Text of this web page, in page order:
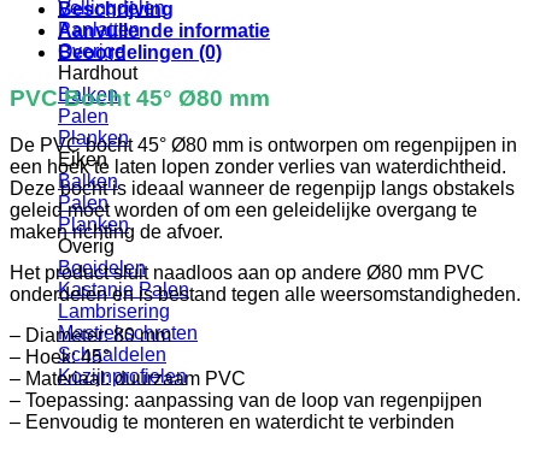
Vellingdelen
Panlatten
Overige
Hardhout
Balken
Palen
Planken
Eiken
Balken
Palen
Planken
Overig
Boeidelen
Kastanje Palen
Lambrisering
Mastiekschroten
Schaaldelen
Kozijnprofielen
Beschrijving
Aanvullende informatie
Beoordelingen (0)
PVC Bocht 45° Ø80 mm
De PVC bocht 45° Ø80 mm is ontworpen om regenpijpen in
een hoek te laten lopen zonder verlies van waterdichtheid.
Deze bocht is ideaal wanneer de regenpijp langs obstakels
geleid moet worden of om een geleidelijke overgang te
maken richting de afvoer.
Het product sluit naadloos aan op andere Ø80 mm PVC
onderdelen en is bestand tegen alle weersomstandigheden.
– Diameter: 80 mm
– Hoek: 45°
– Materiaal: duurzaam PVC
– Toepassing: aanpassing van de loop van regenpijpen
– Eenvoudig te monteren en waterdicht te verbinden